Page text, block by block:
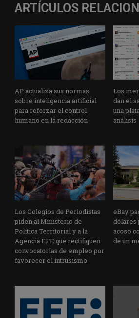
ARTÍCULOS
AP actualiza sus normas
sobre inteligencia artificial
para reforzar el control
humano en la redacción
Los
dan el
una
análisis
Los Colegios de Periodistas
piden al Ministerio de
Política Territorial y a la
Agencia EFE que rectifiquen
convocatorias de empleo por
favorecer el intrusismo
eBay
dólares
acoso
de un